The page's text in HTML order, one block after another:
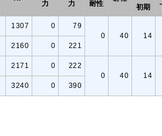
力
力
耐性
初期
1307 0
79
0
40 14
2160 0 221
2171 0
222
0
40 14
3240 0 390